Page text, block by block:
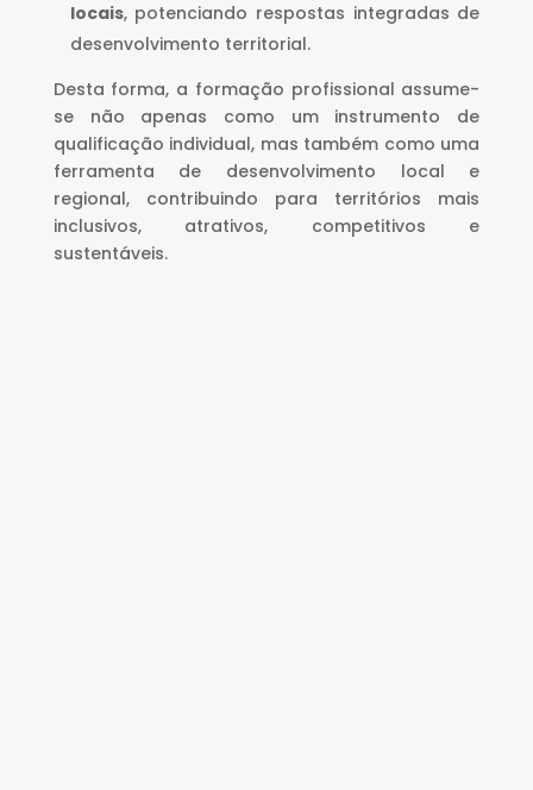
locais, potenciando respostas integradas de
desenvolvimento territorial.
Desta forma, a formação profissional assume-
se não apenas como um instrumento de
qualificação individual, mas também como uma
ferramenta de desenvolvimento local e
regional, contribuindo para territórios mais
inclusivos, atrativos, competitivos e
sustentáveis.